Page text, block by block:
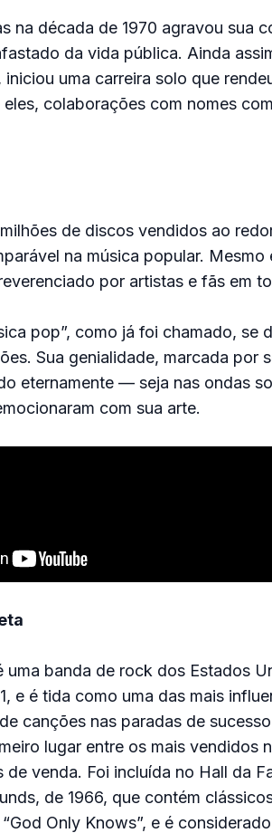
na década de 1970 agravou sua
da vida pública. Ainda
iniciou uma carreira solo que
colaborações com nomes
de discos vendidos ao
na música popular. Mesmo
por artistas e fãs em
pop”, como já foi chamado, se
Sua genialidade, marcada por
eternamente — seja nas ondas
com sua arte.
uma banda de rock dos Estados
e é tida como uma das mais
canções nas paradas de
lugar entre os mais vendidos
de venda. Foi incluída no Hall da
de 1966, que contém
“God Only Knows”, e é